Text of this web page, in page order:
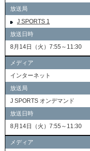
放送局
J SPORTS 1
放送日時
8月14日（火）7:55～11:30
メディア
インターネット
放送局
J SPORTS オンデマンド
放送日時
8月14日（火）7:55～11:30
メディア